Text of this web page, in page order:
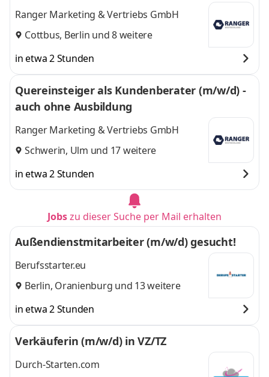
Ranger Marketing & Vertriebs GmbH
Cottbus, Berlin und 8 weitere
in etwa 2 Stunden
Quereinsteiger als Kundenberater (m/w/d) -
auch ohne Ausbildung
Ranger Marketing & Vertriebs GmbH
Schwerin, Ulm und 17 weitere
in etwa 2 Stunden
Jobszu dieser Suche per Mail erhalten
Außendienstmitarbeiter (m/w/d) gesucht!
Berufsstarter.eu
Berlin, Oranienburg und 13 weitere
in etwa 2 Stunden
Verkäuferin (m/w/d) in VZ/TZ
Durch-Starten.com